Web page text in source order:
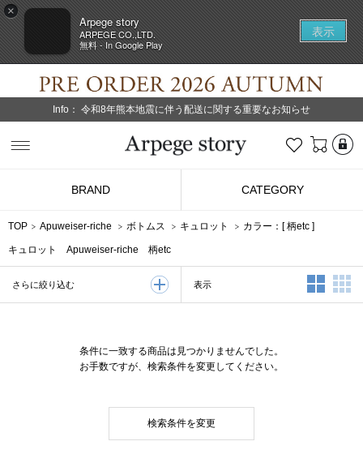
×
Arpege story
ARPEGE CO.,LTD.
無料 - In Google Play
表示
Info： 令和8年熊本地震に伴う配送に関する重要なお知らせ
お気に入り
BRAND CATEGORY
TOP Apuweiser-riche ボトムス キュロット カラー：[柄etc ]
キュロット Apuweiser-riche 柄etc
さらに絞り込む 表示 2列表示
条件に一致する商品は見つかりませんでした。
お手数ですが、検索条件を変更してください。
検索条件を変更